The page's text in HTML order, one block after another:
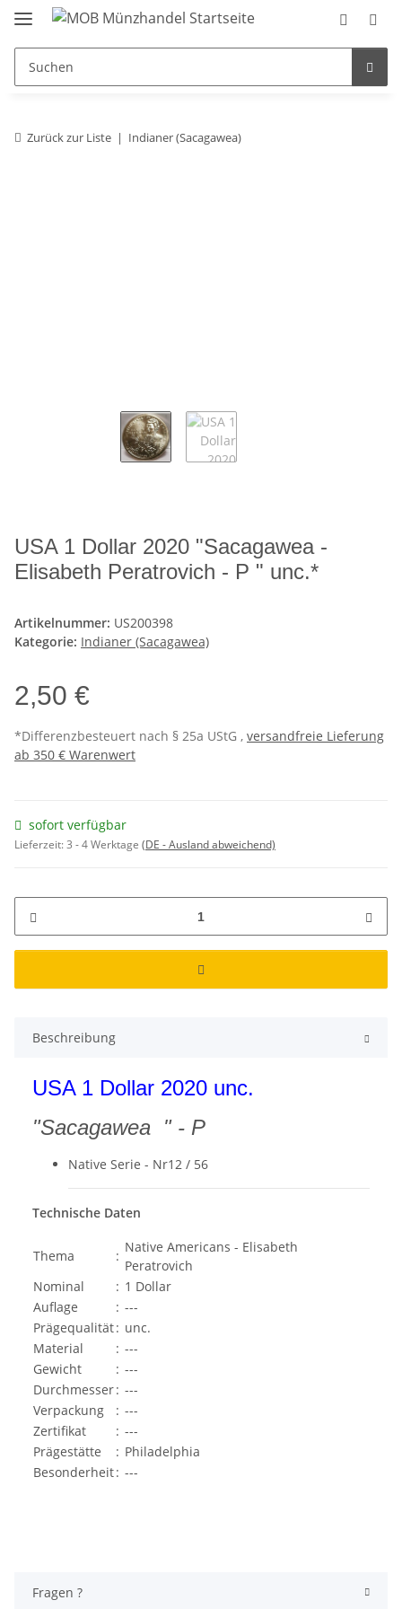
Zurück zur Liste Indianer (Sacagawea)
USA 1 Dollar 2020 "Sacagawea -
Elisabeth Peratrovich - P " unc.*
Artikelnummer: US200398
Kategorie: Indianer (Sacagawea)
2,50 €
*Differenzbesteuert nach § 25a UStG , versandfreie Lieferung
ab 350 € Warenwert
sofort verfügbar
Lieferzeit:3 - 4 Werktage (DE - Ausland abweichend)
Beschreibung
USA 1 Dollar 2020 unc.
"Sacagawea " - P
Native Serie - Nr12 / 56
Technische Daten
Thema :
Native Americans - Elisabeth
Peratrovich
Nominal
: 1 Dollar
Auflage
: ---
Prägequalität: unc.
Material
: ---
Gewicht
: ---
Durchmesser: ---
Verpackung
: ---
Zertifikat
: ---
Prägestätte
: Philadelphia
Besonderheit: ---
Fragen ?